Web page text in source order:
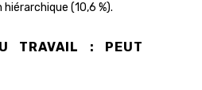
(10,6 %).
TRAVAIL : PEUT